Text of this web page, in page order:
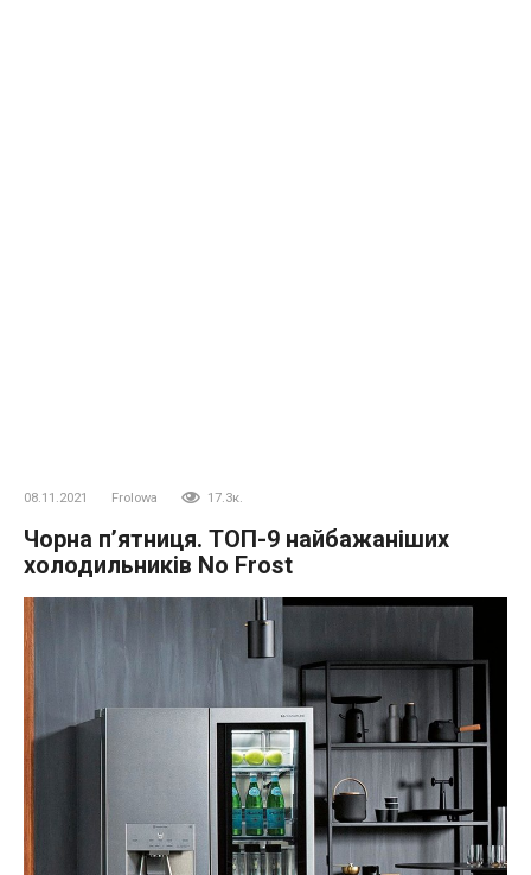
08.11.2021 Frolowa 17.3к.
Чорна п’ятниця. ТОП-9 найбажаніших
холодильників No Frost